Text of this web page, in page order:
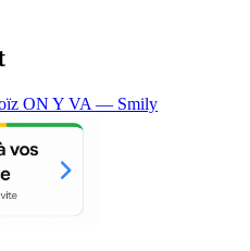
ON Y VA — Smily